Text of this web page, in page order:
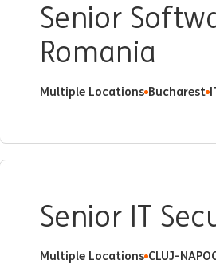
Senior
Romania
Multiple Locations Bucharest
Senior IT
Multiple Locations CLUJ-